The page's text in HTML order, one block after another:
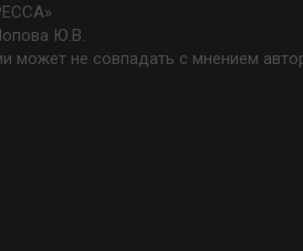
Ю.В.
может не совпадать с мнением